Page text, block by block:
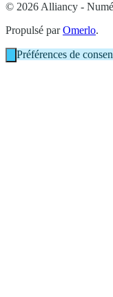
© 2026 Alliancy -
Propulsé parOmerlo.
Préférences de